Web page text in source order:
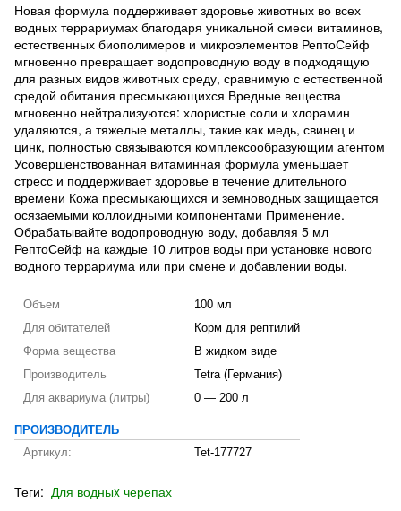
Новая формула поддерживает здоровье животных во всех
водных террариумах благодаря уникальной смеси витаминов,
естественных биополимеров и микроэлементов РептоСейф
мгновенно превращает водопроводную воду в подходящую
для разных видов животных среду, сравнимую с естественной
средой обитания пресмыкающихся Вредные вещества
мгновенно нейтрализуются: хлористые соли и хлорамин
удаляются, а тяжелые металлы, такие как медь, свинец и
цинк, полностью связываются комплексообразующим агентом
Усовершенствованная витаминная формула уменьшает
стресс и поддерживает здоровье в течение длительного
времени Кожа пресмыкающихся и земноводных защищается
осязаемыми коллоидными компонентами Применение.
Обрабатывайте водопроводную воду, добавляя 5 мл
РептоСейф на каждые 10 литров воды при установке нового
водного террариума или при смене и добавлении воды.
Объем
100 мл
Для обитателей
Корм для рептилий
Форма вещества
В жидком виде
Производитель
Tetra (Германия)
Для аквариума (литры)
0 — 200 л
ПРОИЗВОДИТЕЛЬ
Артикул:
Tet-177727
Теги: Для водныx черепах